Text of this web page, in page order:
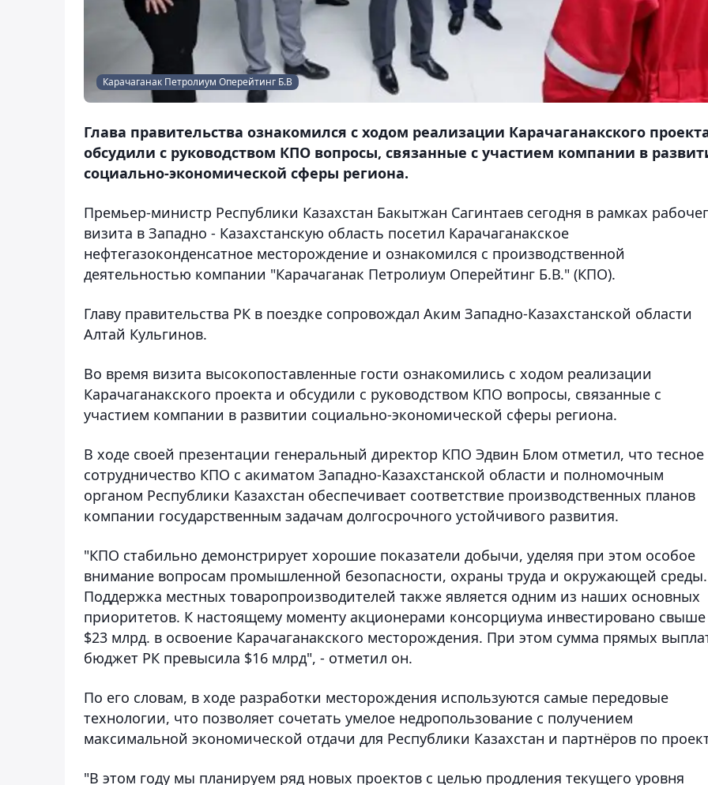
Карачаганак Петролиум Оперейтинг Б.В
Глава правительства ознакомился с ходом реализации Карачаганакского
обсудили с руководством КПО вопросы, связанные с участием компании в
социально-экономической сферы региона.
Премьер-министр Республики Казахстан Бакытжан Сагинтаев сегодня в рамках
визита в Западно - Казахстанскую область посетил Карачаганакское
нефтегазоконденсатное месторождение и ознакомился с производственной
деятельностью компании "Карачаганак Петролиум Оперейтинг Б.В." (КПО).
Главу правительства РК в поездке сопровождал Аким Западно-Казахстанской области
Алтай Кульгинов.
Во время визита высокопоставленные гости ознакомились с ходом реализации
Карачаганакского проекта и обсудили с руководством КПО вопросы, связанные с
участием компании в развитии социально-экономической сферы региона.
В ходе своей презентации генеральный директор КПО Эдвин Блом отметил, что тесное
сотрудничество КПО с акиматом Западно-Казахстанской области и полномочным
органом Республики Казахстан обеспечивает соответствие производственных планов
компании государственным задачам долгосрочного устойчивого развития.
"КПО стабильно демонстрирует хорошие показатели добычи, уделяя при этом особое
внимание вопросам промышленной безопасности, охраны труда и окружающей среды.
Поддержка местных товаропроизводителей также является одним из наших основных
приоритетов. К настоящему моменту акционерами консорциума инвестировано свыше
$23 млрд. в освоение Карачаганакского месторождения. При этом сумма прямых
бюджет РК превысила $16 млрд", - отметил он.
По его словам, в ходе разработки месторождения используются самые передовые
технологии, что позволяет сочетать умелое недропользование с получением
максимальной экономической отдачи для Республики Казахстан и партнёров по
"В этом году мы планируем ряд новых проектов с целью продления текущего уровня